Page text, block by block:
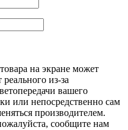
на экране может
из-за
вашего
или непосредственно сам
производителем.
сообщите нам